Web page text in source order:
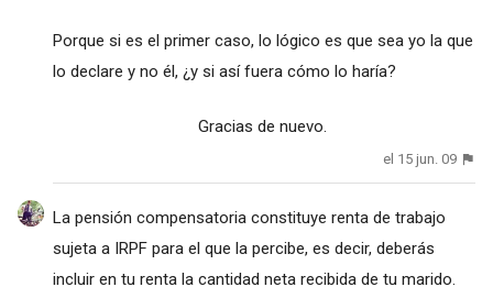
Porque si es el primer caso, lo lógico es que sea yo la que
lo declare y no él, ¿y si así fuera cómo lo haría?
Gracias de nuevo.
el 15 jun. 09
La pensión compensatoria constituye renta de trabajo
sujeta a IRPF para el que la percibe, es decir, deberás
incluir en tu renta la cantidad neta recibida de tu marido.